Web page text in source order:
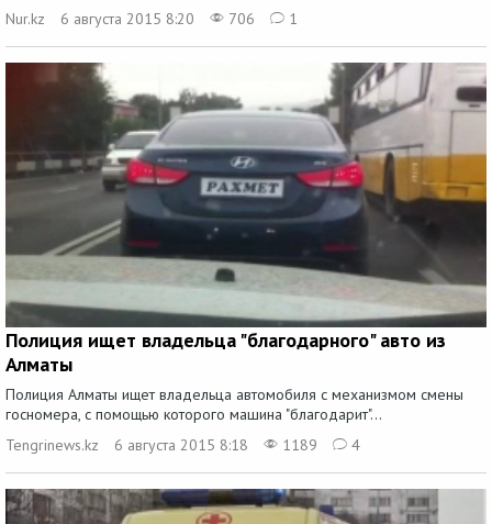
Nur.kz
6 августа 2015 8:20 706 1
Полиция ищет владельца "благодарного" авто из
Алматы
Полиция Алматы ищет владельца автомобиля с механизмом смены
госномера, с помощью которого машина "благодарит"...
Tengrinews.kz
6 августа 2015 8:18 1189 4